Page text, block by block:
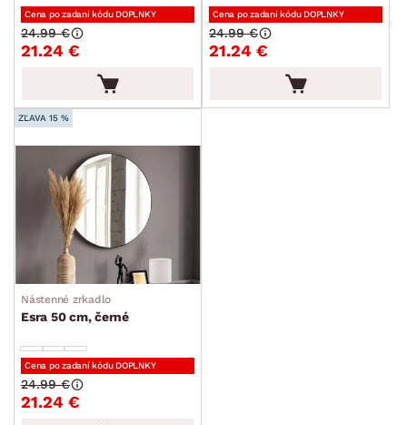
Cena po zadaní kódu DOPLNKY
21.24 €
24.99 €
Cena po zadaní kódu DOPLNKY
21.24 €
24.99 €
ZĽAVA 15 %
Nástenné zrkadlo
Esra 50 cm, černé
Cena po zadaní kódu DOPLNKY
21.24 €
24.99 €